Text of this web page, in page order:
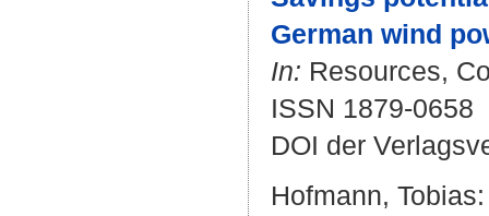
German wind
In: Resources,
ISSN 1879-0658
DOI der
Hofmann, Tobias: